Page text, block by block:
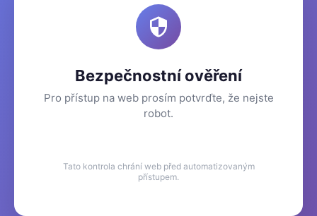
Bezpečnostní ověření
Pro přístup na web prosím potvrďte, že nejste
robot.
Tato kontrola chrání web před automatizovaným
přístupem.